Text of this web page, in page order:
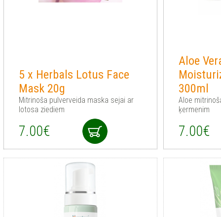
5 x Herbals Lotus Face
Mask 20g
Mitrinoša pulverveida maska sejai ar
lotosa ziediem
7.00€
Aloe
300ml
Aloe
ķermenim
7.00€